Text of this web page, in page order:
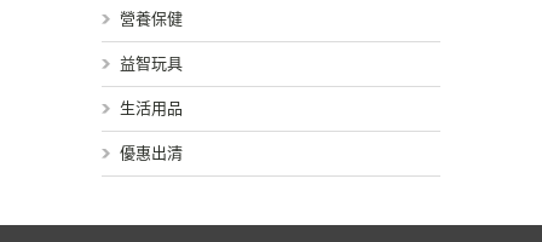
營養保健
益智玩具
生活用品
優惠出清